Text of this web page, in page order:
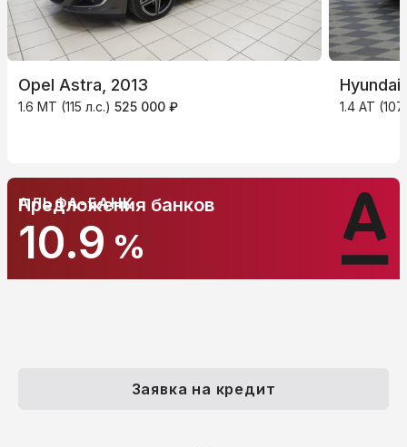
Opel Astra, 2013
1.6 MT (115 л.с.) 525 000 ₽
Hyundai
1.4 AT
АЛЬФА-БАНК
10.9 %
Предложения банков
Заявка на кредит